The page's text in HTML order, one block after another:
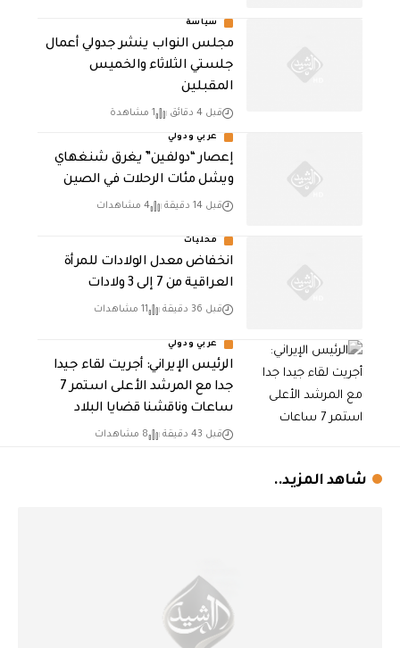
سياسة
مجلس النواب ينشر جدولي أعمال
جلستي الثلاثاء والخميس
المقبلين
قبل 4 دقائق 1 مشاهدة
عربي ودولي
إعصار “دولفين” يغرق شنغهاي
ويشل مئات الرحلات في الصين
قبل 14 دقيقة 4 مشاهدات
محليات
انخفاض معدل الولادات للمرأة
العراقية من 7 إلى 3 ولادات
قبل 36 دقيقة 11 مشاهدات
عربي ودولي
الرئيس الإيراني: أجريت لقاء جيدا
جدا مع المرشد الأعلى استمر 7
ساعات وناقشنا قضايا البلاد
قبل 43 دقيقة 8 مشاهدات
شاهد المزيد..